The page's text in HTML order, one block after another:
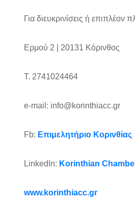
Για διευκρινίσεις ή
Ερμού 2 | 20131 Κόρινθος
Τ. 2741024464
e-mail: info@korinthiacc.gr
Fb: Επιμελητήριο Κορινθίας
LinkedIn: Korinthian
www.korinthiacc.gr